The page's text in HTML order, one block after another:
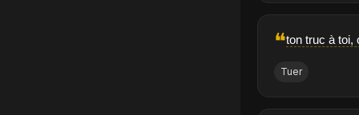
❝ton truc à toi,
Tuer